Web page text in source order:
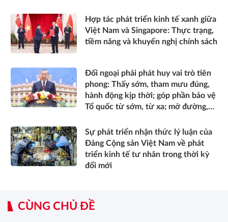
Hợp tác phát triển kinh tế xanh giữa
Việt Nam và Singapore: Thực trạng,
tiềm năng và khuyến nghị chính sách
Đối ngoại phải phát huy vai trò tiên
phong: Thấy sớm, tham mưu đúng,
hành động kịp thời; góp phần bảo vệ
Tổ quốc từ sớm, từ xa; mở đường,
triển*
Sự phát triển nhận thức lý luận của
Đảng Cộng sản Việt Nam về phát
triển kinh tế tư nhân trong thời kỳ
đổi mới
CÙNG CHỦ ĐỀ